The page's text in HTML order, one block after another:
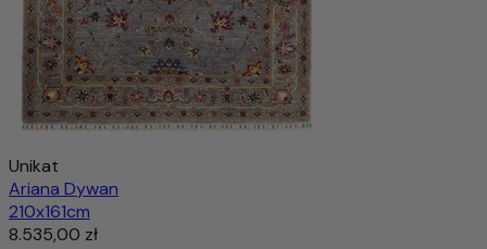
Unikat
Ariana Dywan
210x161cm
8.535,00 zł